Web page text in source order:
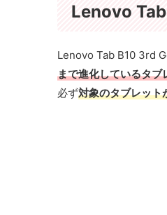
Lenovo
Lenovo Tab B10 3rd
まで進化しているタブ
必ず対象のタブレット